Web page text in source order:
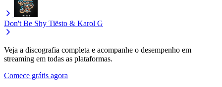
Don't Be Shy Tiësto & Karol G
Veja a discografia completa e acompanhe o desempenho em
streaming em todas as plataformas.
Comece grátis agora